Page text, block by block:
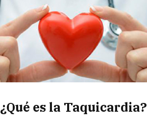
¿Qué es la Taquicardia?